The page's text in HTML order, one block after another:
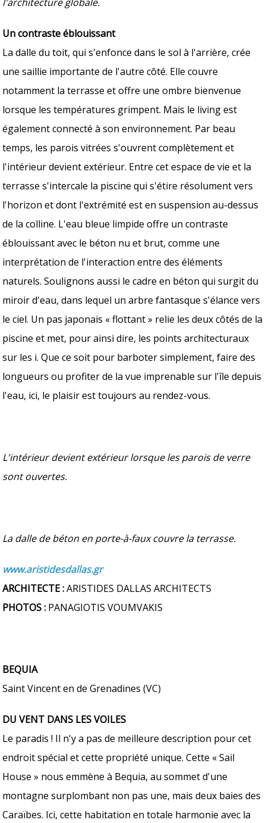
Un contraste éblouissant
La dalle du toit, qui s'enfonce dans le sol à l'arrière, crée
une saillie importante de l'autre côté. Elle couvre
notamment la terrasse et offre une ombre bienvenue
lorsque les températures grimpent. Mais le living est
également connecté à son environnement. Par beau
temps, les parois vitrées s'ouvrent complètement et
l'intérieur devient extérieur. Entre cet espace de vie et la
terrasse s'intercale la piscine qui s'étire résolument vers
l'horizon et dont l'extrémité est en suspension au-dessus
de la colline. L'eau bleue limpide offre un contraste
éblouissant avec le béton nu et brut, comme une
interprétation de l'interaction entre des éléments
naturels. Soulignons aussi le cadre en béton qui surgit du
miroir d'eau, dans lequel un arbre fantasque s'élance vers
le ciel. Un pas japonais « flottant » relie les deux côtés de la
piscine et met, pour ainsi dire, les points architecturaux
sur les i. Que ce soit pour barboter simplement, faire des
longueurs ou profiter de la vue imprenable sur l'île depuis
l'eau, ici, le plaisir est toujours au rendez-vous.
L'intérieur devient extérieur lorsque les parois de verre
sont ouvertes.
La dalle de béton en porte-à-faux couvre la terrasse.
www.aristidesdallas.gr
ARCHITECTE :ARISTIDES DALLAS ARCHITECTS
PHOTOS : PANAGIOTIS VOUMVAKIS
BEQUIA
Saint Vincent en de Grenadines (VC)
DU VENT DANS LES VOILES
Le paradis ! Il n'y a pas de meilleure description pour cet
endroit spécial et cette propriété unique. Cette « Sail
House » nous emmène à Bequia, au sommet d'une
montagne surplombant non pas une, mais deux baies des
Caraïbes. Ici, cette habitation en totale harmonie avec la